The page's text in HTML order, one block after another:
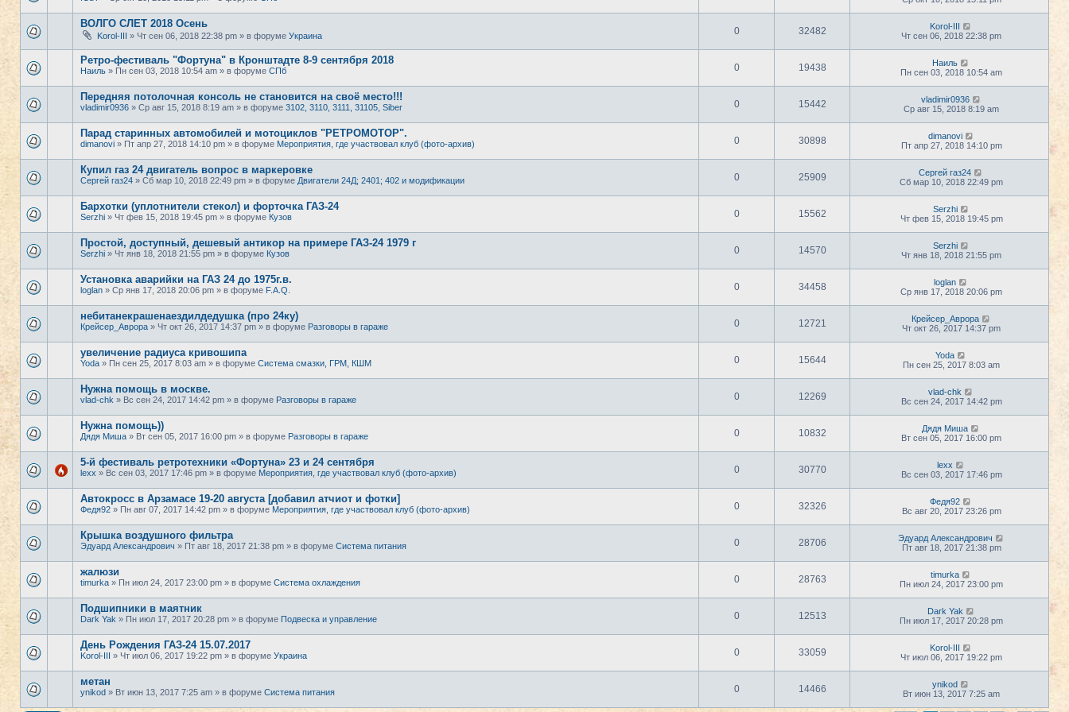
ВОЛГО СЛЕТ 2018 Осень
Korol-III » Чт сен 06, 2018 22:38 pm » в форуме Украина 0 32482
Korol-III
Чт сен 06, 2018 22:38 pm
Ретро-фестиваль "Фортуна" в Кронштадте 8-9 сентября 2018
Наиль » Пн сен 03, 2018 10:54 am » в форуме СПб 0 19438
Наиль
Пн сен 03, 2018 10:54 am
Передняя потолочная консоль не становится на своё место!!!
vladimir0936 » Ср авг 15, 2018 8:19 am » в форуме 3102, 3110, 3111, 31105, Siber 0 15442
vladimir0936
Ср авг 15, 2018 8:19 am
Парад старинных автомобилей и мотоциклов "РЕТРОМОТОР".
dimanovi » Пт апр 27, 2018 14:10 pm » в форуме Мероприятия, где участвовал клуб (фото-архив) 0 30898
dimanovi
Пт апр 27, 2018 14:10 pm
Купил газ 24 двигатель вопрос в маркеровке
Сергей газ24 » Сб мар 10, 2018 22:49 pm » в форуме Двигатели 24Д; 2401; 402 и модификации 0 25909
Сергей газ24
Сб мар 10, 2018 22:49 pm
Бархотки (уплотнители стекол) и форточка ГАЗ-24
Serzhi » Чт фев 15, 2018 19:45 pm » в форуме Кузов 0 15562
Serzhi
Чт фев 15, 2018 19:45 pm
Простой, доступный, дешевый антикор на примере ГАЗ-24 1979 г
Serzhi » Чт янв 18, 2018 21:55 pm » в форуме Кузов 0 14570
Serzhi
Чт янв 18, 2018 21:55 pm
Установка аварийки на ГАЗ 24 до 1975г.в.
loglan » Ср янв 17, 2018 20:06 pm » в форуме F.A.Q. 0 34458
loglan
Ср янв 17, 2018 20:06 pm
небитанекрашенаездилдедушка (про 24ку)
Крейсер_Аврора » Чт окт 26, 2017 14:37 pm » в форуме Разговоры в гараже 0 12721
Крейсер_Аврора
Чт окт 26, 2017 14:37 pm
увеличение радиуса кривошипа
Yoda » Пн сен 25, 2017 8:03 am » в форуме Система смазки, ГРМ, КШМ 0 15644
Yoda
Пн сен 25, 2017 8:03 am
Нужна помощь в москве.
vlad-chk » Вс сен 24, 2017 14:42 pm » в форуме Разговоры в гараже 0 12269
vlad-chk
Вс сен 24, 2017 14:42 pm
Нужна помощь))
Дядя Миша » Вт сен 05, 2017 16:00 pm » в форуме Разговоры в гараже 0 10832
Дядя Миша
Вт сен 05, 2017 16:00 pm
5-й фестиваль ретротехники «Фортуна» 23 и 24 сентября
lexx » Вс сен 03, 2017 17:46 pm » в форуме Мероприятия, где участвовал клуб (фото-архив) 0 30770
lexx
Вс сен 03, 2017 17:46 pm
Автокросс в Арзамасе 19-20 августа [добавил атчиот и фотки]
Федя92 » Пн авг 07, 2017 14:42 pm » в форуме Мероприятия, где участвовал клуб (фото-архив) 0 32326
Федя92
Вс авг 20, 2017 23:26 pm
Крышка воздушного фильтра
Эдуард Александрович » Пт авг 18, 2017 21:38 pm » в форуме Система питания 0 28706
Эдуард Александрович
Пт авг 18, 2017 21:38 pm
жалюзи
timurka » Пн июл 24, 2017 23:00 pm » в форуме Система охлаждения 0 28763
timurka
Пн июл 24, 2017 23:00 pm
Подшипники в маятник
Dark Yak » Пн июл 17, 2017 20:28 pm » в форуме Подвеска и управление 0 12513
Dark Yak
Пн июл 17, 2017 20:28 pm
День Рождения ГАЗ-24 15.07.2017
Korol-III » Чт июл 06, 2017 19:22 pm » в форуме Украина 0 33059
Korol-III
Чт июл 06, 2017 19:22 pm
метан
ynikod » Вт июн 13, 2017 7:25 am » в форуме Система питания 0 14466
ynikod
Вт июн 13, 2017 7:25 am